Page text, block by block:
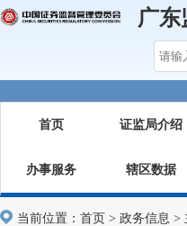
广东
首页 证监局介绍
办事服务 辖区数据
当前位置： 首页 > 政务信息 >